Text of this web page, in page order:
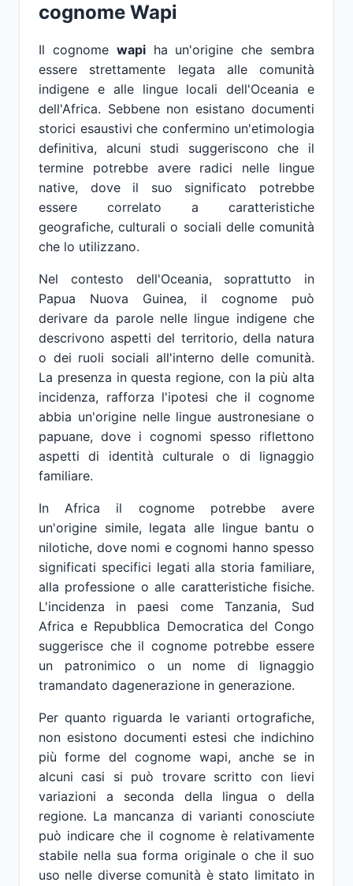
cognome Wapi
Il cognome wapiha un'origine che sembra
essere strettamente legata alle comunità
indigene e alle lingue locali dell'Oceania e
dell'Africa. Sebbene non esistano documenti
storici esaustivi che confermino un'etimologia
definitiva, alcuni studi suggeriscono che il
termine potrebbe avere radici nelle lingue
native, dove il suo significato potrebbe
essere correlato a caratteristiche
geografiche, culturali o sociali delle comunità
che lo utilizzano.
Nel contesto dell'Oceania, soprattutto in
Papua Nuova Guinea, il cognome può
derivare da parole nelle lingue indigene che
descrivono aspetti del territorio, della natura
o dei ruoli sociali all'interno delle comunità.
La presenza in questa regione, con la più alta
incidenza, rafforza l'ipotesi che il cognome
abbia un'origine nelle lingue austronesiane o
papuane, dove i cognomi spesso riflettono
aspetti di identità culturale o di lignaggio
familiare.
In Africa il cognome potrebbe avere
un'origine simile, legata alle lingue bantu o
nilotiche, dove nomi e cognomi hanno spesso
significati specifici legati alla storia familiare,
alla professione o alle caratteristiche fisiche.
L'incidenza in paesi come Tanzania, Sud
Africa e Repubblica Democratica del Congo
suggerisce che il cognome potrebbe essere
un patronimico o un nome di lignaggio
tramandato dagenerazione in generazione.
Per quanto riguarda le varianti ortografiche,
non esistono documenti estesi che indichino
più forme del cognome wapi, anche se in
alcuni casi si può trovare scritto con lievi
variazioni a seconda della lingua o della
regione. La mancanza di varianti conosciute
può indicare che il cognome è relativamente
stabile nella sua forma originale o che il suo
uso nelle diverse comunità è stato limitato in